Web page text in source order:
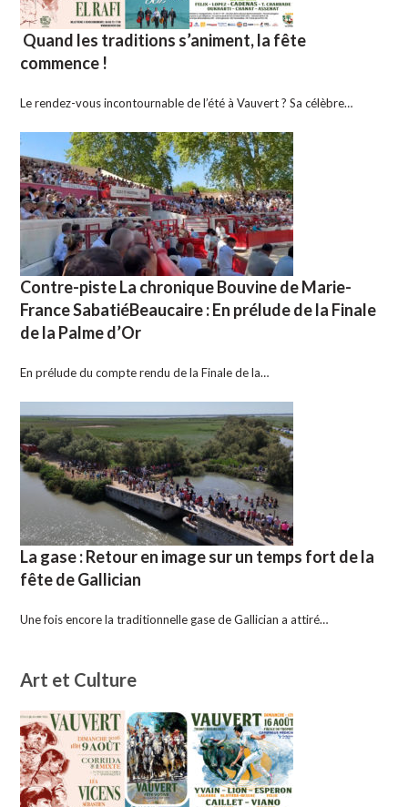
Quand les traditions s’animent, la fête
commence !
Le rendez-vous incontournable de l’été à Vauvert ? Sa célèbre…
Contre-piste La chronique Bouvine de Marie-
France SabatiéBeaucaire : En prélude de la Finale
de la Palme d’Or
En prélude du compte rendu de la Finale de la…
La gase : Retour en image sur un temps fort de la
fête de Gallician
Une fois encore la traditionnelle gase de Gallician a attiré…
Art et Culture